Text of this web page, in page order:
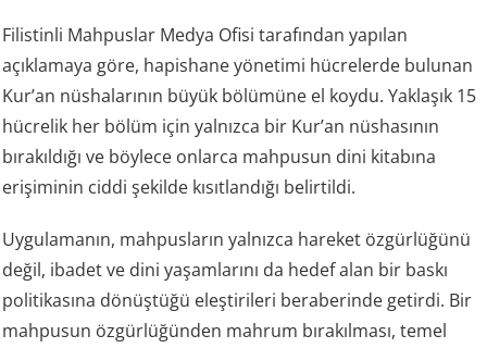
Filistinli Mahpuslar Medya Ofisi tarafından yapılan
açıklamaya göre, hapishane yönetimi hücrelerde bulunan
Kur’an nüshalarının büyük bölümüne el koydu. Yaklaşık 15
hücrelik her bölüm için yalnızca bir Kur’an nüshasının
bırakıldığı ve böylece onlarca mahpusun dini kitabına
erişiminin ciddi şekilde kısıtlandığı belirtildi.
Uygulamanın, mahpusların yalnızca hareket özgürlüğünü
değil, ibadet ve dini yaşamlarını da hedef alan bir baskı
politikasına dönüştüğü eleştirileri beraberinde getirdi. Bir
mahpusun özgürlüğünden mahrum bırakılması, temel